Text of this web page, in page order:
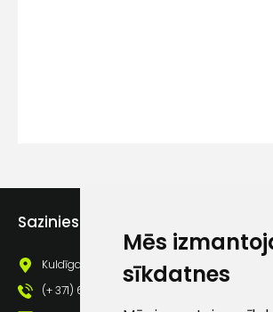
Mēs
sīkdatnes
Sazinies ar mums
Kuldīgas iela 69a, Saldus, Saldus nov., LV -
(+ 371) 63 881 186